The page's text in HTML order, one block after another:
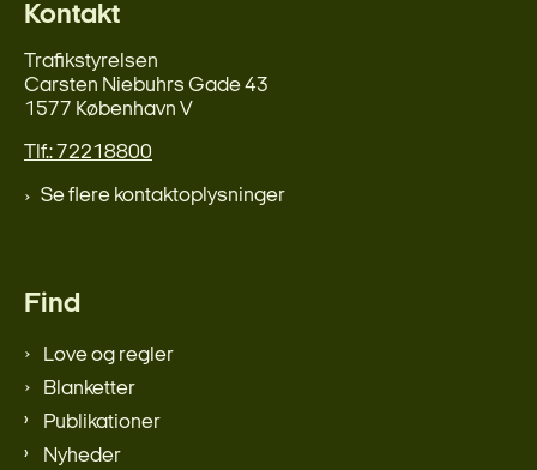
Kontakt
Trafikstyrelsen
Carsten Niebuhrs Gade 43
1577 København V
Tlf.: 72218800
Se flere kontaktoplysninger
Find
Love og regler
Blanketter
Publikationer
Nyheder